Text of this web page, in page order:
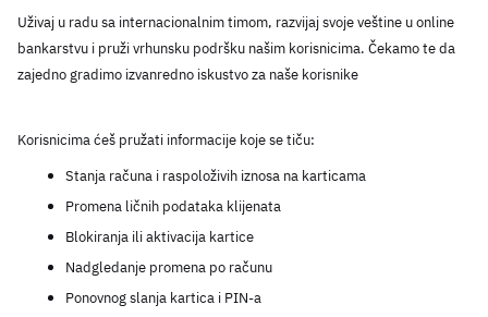
Uživaj u radu sa internacionalnim timom, razvijaj svoje veštine u online
bankarstvu i pruži vrhunsku podršku našim korisnicima. Čekamo te da
zajedno gradimo izvanredno iskustvo za naše korisnike
Korisnicima ćeš pružati informacije koje se tiču:
Stanja računa i raspoloživih iznosa na karticama
Promena ličnih podataka klijenata
Blokiranja ili aktivacija kartice
Nadgledanje promena po računu
Ponovnog slanja kartica i PIN-a